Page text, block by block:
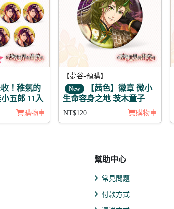
！稚氣的
五郎 11入
購物車
【夢谷-預購】
New 【茜色】徽章 微小
生命容身之地 茨木童子
NT$120 購物車
幫助中心
常見問題
付款方式